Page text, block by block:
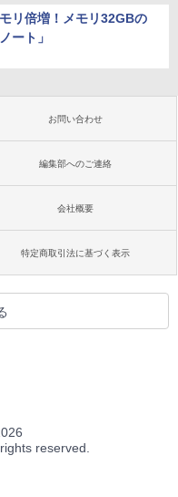
リ倍増！メモリ32GBの
ート」
お問い合わせ
編集部へのご連絡
会社概要
特定商取引法に基づく表示
reserved.